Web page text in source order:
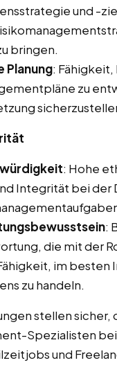
und -
bringen.
Planung:
zu
: Hohe
Integrität bei der
:
die mit der
im besten
zu handeln.
stellen sicher,
Spezialisten
und